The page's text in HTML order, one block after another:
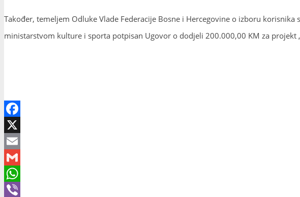
Također, temeljem Odluke Vlade Federacije Bosne i Hercegovine o izboru
ministarstvom kulture i sporta potpisan Ugovor o dodjeli 200.000,00 KM za projekt
Facebook
X
Email
Gmail
WhatsApp